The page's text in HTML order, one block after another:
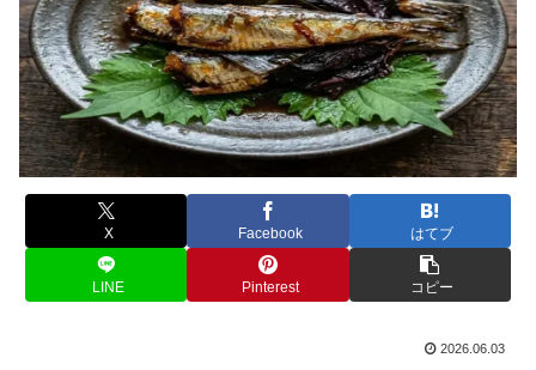
X Facebook はてブ
LINE Pinterest コピー
2026.06.03